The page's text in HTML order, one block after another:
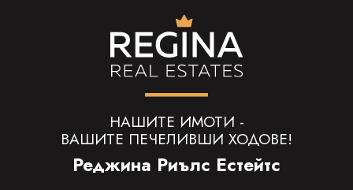
НАШИТЕ ИМОТИ -
ВАШИТЕ ПЕЧЕЛИВШИ ХОДОВЕ!
Реджина Риълс Естейтс